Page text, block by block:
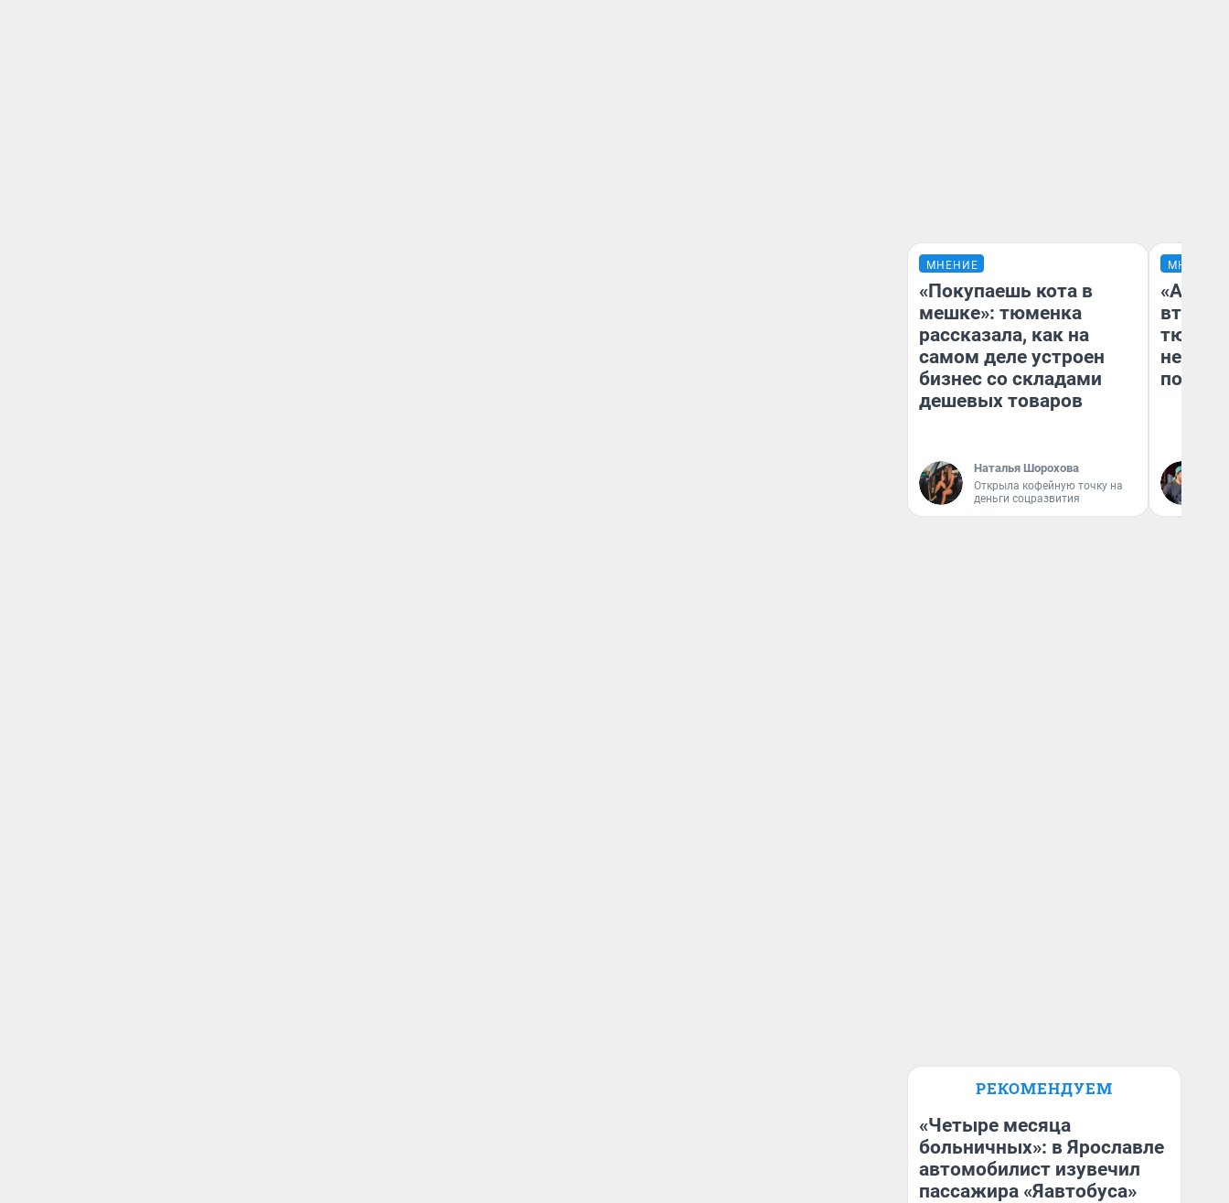
МНЕНИЕ
«Покупаешь кота в
мешке»: тюменка
рассказала, как на
самом деле устроен
бизнес со складами
дешевых товаров
Наталья Шорохова
Открыла кофейную точку на
деньги соцразвития
МНЕНИЕ
РЕКОМЕНДУЕМ
«Четыре месяца
больничных»: в Ярославле
автомобилист изувечил
пассажира «Яавтобуса»